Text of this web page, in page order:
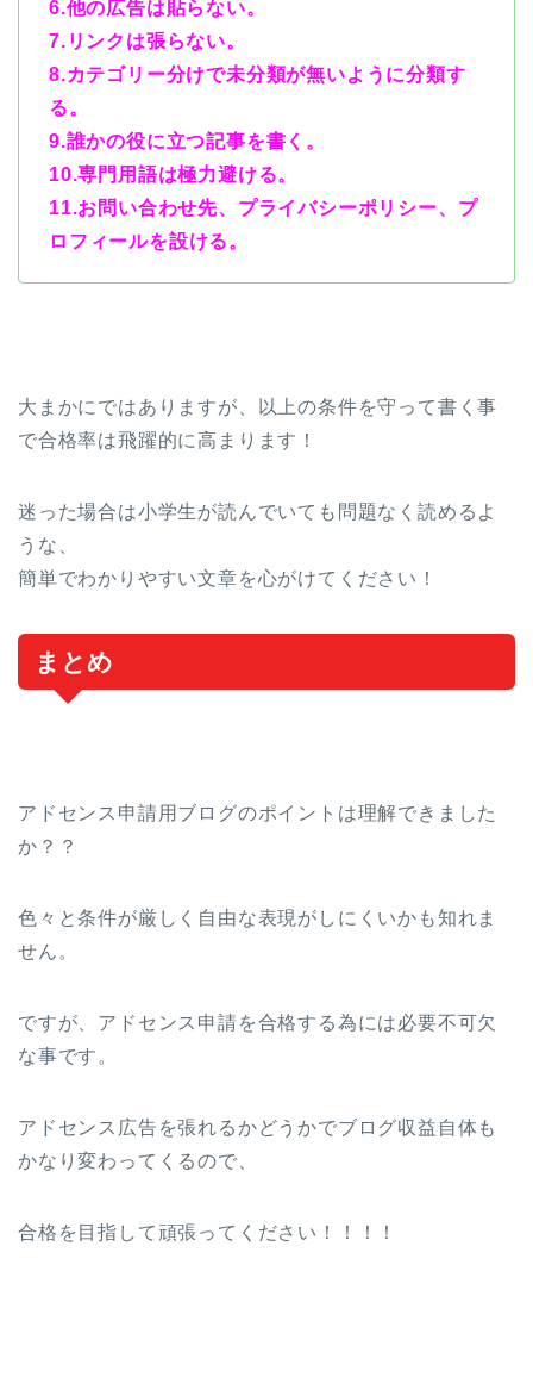
6.他の広告は貼らない。
7.リンクは張らない。
8.カテゴリー分けで未分類が無いように分類す
る。
9.誰かの役に立つ記事を書く。
10.専門用語は極力避ける。
11.お問い合わせ先、プライバシーポリシー、プ
ロフィールを設ける。
大まかにではありますが、以上の条件を守って書く事
で合格率は飛躍的に高まります！
迷った場合は小学生が読んでいても問題なく読めるよ
うな、
簡単でわかりやすい文章を心がけてください！
まとめ
アドセンス申請用ブログのポイントは理解できました
か？？
色々と条件が厳しく自由な表現がしにくいかも知れま
せん。
ですが、アドセンス申請を合格する為には必要不可欠
な事です。
アドセンス広告を張れるかどうかでブログ収益自体も
かなり変わってくるので、
合格を目指して頑張ってください！！！！